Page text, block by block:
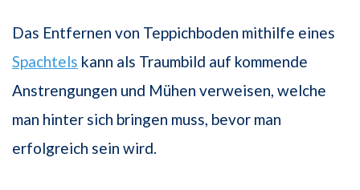
Das Entfernen von Teppichboden mithilfe eines
Spachtels kann als Traumbild auf kommende
Anstrengungen und Mühen verweisen, welche
man hinter sich bringen muss, bevor man
erfolgreich sein wird.